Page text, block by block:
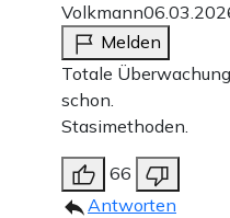
Volkmann
Melden
Totale
schon.
Stasimethoden.
66
Antworten